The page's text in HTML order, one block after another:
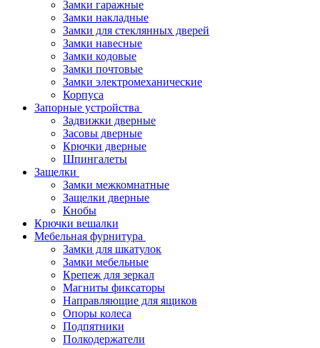
Замки гаражные
Замки накладные
Замки для стеклянных дверей
Замки навесные
Замки кодовые
Замки почтовые
Замки электромеханические
Корпуса
Запорные устройства
Задвижки дверные
Засовы дверные
Крючки дверные
Шпингалеты
Защелки
Замки межкомнатные
Защелки дверные
Кнобы
Крючки вешалки
Мебельная фурнитура
Замки для шкатулок
Замки мебельные
Крепеж для зеркал
Магниты фиксаторы
Направляющие для ящиков
Опоры колеса
Подпятники
Полкодержатели